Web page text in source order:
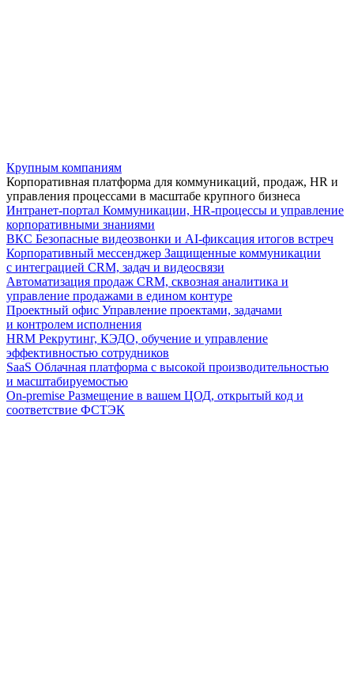
Крупным компаниям
Корпоративная платформа для коммуникаций, продаж, HR и
управления процессами в масштабе крупного бизнеса
Интранет-портал Коммуникации, HR-процессы и управление
корпоративными знаниями
ВКС Безопасные видеозвонки и AI-фиксация итогов встреч
Корпоративный мессенджер Защищенные коммуникации
с интеграцией CRM, задач и видеосвязи
Автоматизация продаж CRM, сквозная аналитика и
управление продажами в едином контуре
Проектный офис Управление проектами, задачами
и контролем исполнения
HRM Рекрутинг, КЭДО, обучение и управление
эффективностью сотрудников
SaaS Облачная платформа с высокой производительностью
и масштабируемостью
On-premise Размещение в вашем ЦОД, открытый код и
соответствие ФСТЭК